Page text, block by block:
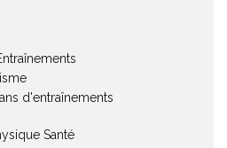
d'entraînements
Santé